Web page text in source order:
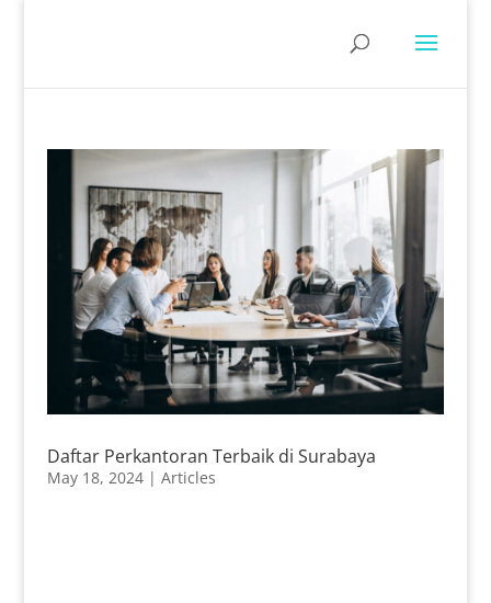
Daftar Perkantoran Terbaik di Surabaya
May 18, 2024| Articles